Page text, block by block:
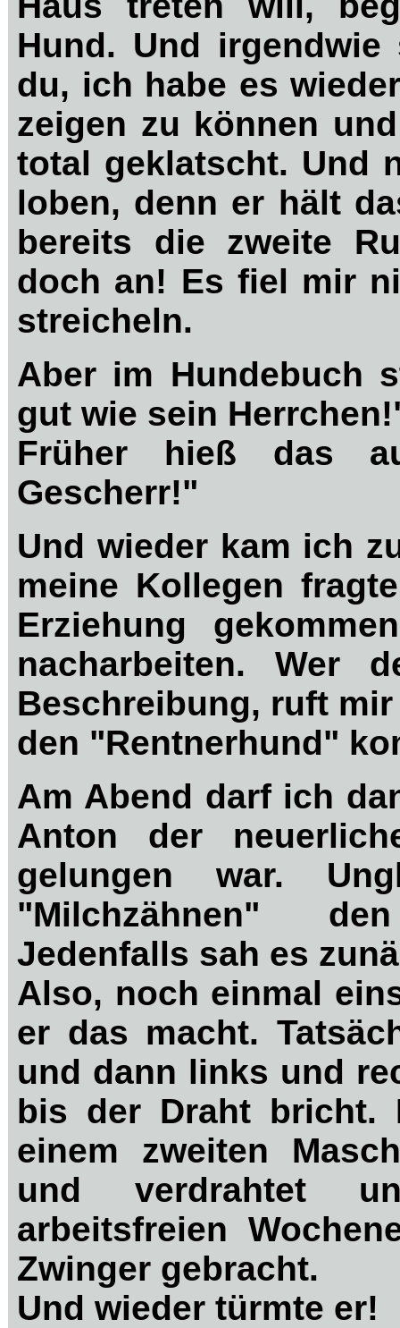
Hund. Und
du, ich habe es
zeigen zu können
total geklatscht. Und
loben, denn er hält
bereits die zweite
doch an! Es fiel mir
streicheln.
Aber im Hundebuch
gut wie sein
Früher hieß das
Und wieder kam ich
meine Kollegen
Erziehung
nacharbeiten. Wer
Beschreibung, ruft
den "Rentnerhund"
Am Abend darf ich
Anton der
gelungen war.
"Milchzähnen"
Jedenfalls sah es
Also, noch einmal
er das macht.
und dann links und
bis der Draht bricht.
einem zweiten
und verdrahtet
arbeitsfreien
Zwinger gebracht.
Und wieder türmte er!